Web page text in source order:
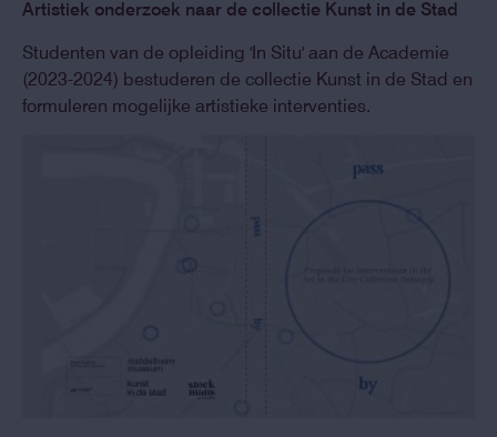
Artistiek onderzoek naar de collectie Kunst in de Stad
Studenten van de opleiding 'In Situ' aan de Academie
(2023-2024) bestuderen de collectie Kunst in de Stad en
formuleren mogelijke artistieke interventies.